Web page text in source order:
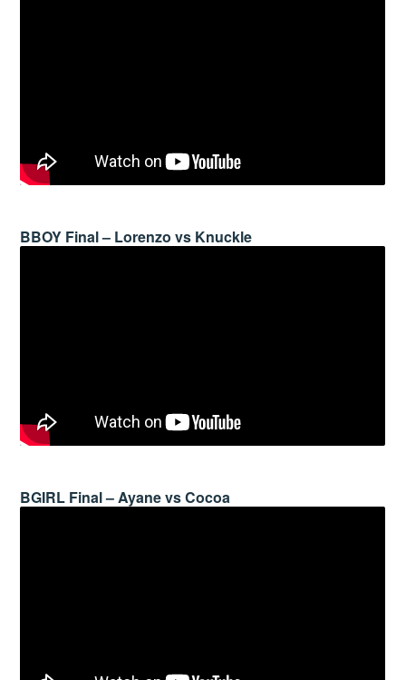
BBOY Final – Lorenzo vs Knuckle
BGIRL Final – Ayane vs Cocoa